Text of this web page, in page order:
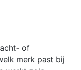
of
merk past bij